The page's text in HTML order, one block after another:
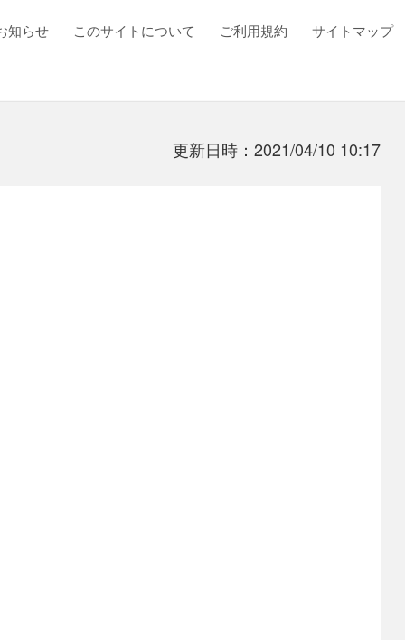
知らせ このサイトについて ご利用規約 サイトマップ
更新日時：2021/04/10 10:17